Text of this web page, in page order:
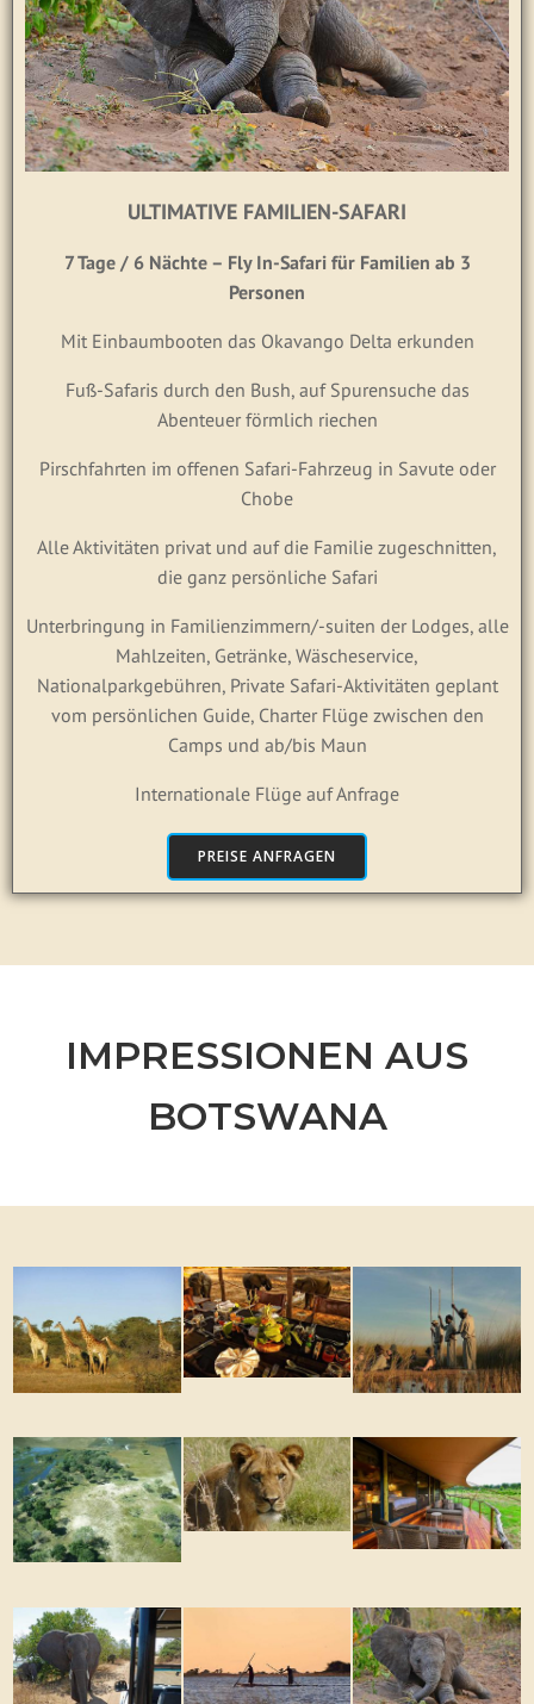
ULTIMATIVE FAMILIEN-SAFARI
7 Tage / 6 Nächte – Fly In-Safari für Familien ab 3
Personen
Mit Einbaumbooten das Okavango Delta erkunden
Fuß-Safaris durch den Bush, auf Spurensuche das
Abenteuer förmlich riechen
Pirschfahrten im offenen Safari-Fahrzeug in Savute oder
Chobe
Alle Aktivitäten privat und auf die Familie zugeschnitten,
die ganz persönliche Safari
Unterbringung in Familienzimmern/-suiten der Lodges, alle
Mahlzeiten, Getränke, Wäscheservice,
Nationalparkgebühren, Private Safari-Aktivitäten geplant
vom persönlichen Guide, Charter Flüge zwischen den
Camps und ab/bis Maun
Internationale Flüge auf Anfrage
PREISE ANFRAGEN
IMPRESSIONEN AUS
BOTSWANA